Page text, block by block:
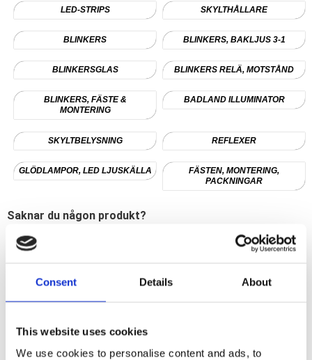
Consent Details About
This website uses cookies
We use cookies to personalise content and ads, to
LED-STRIPS SKYLTHÅLLARE
BLINKERS BLINKERS, BAKLJUS 3-1
BLINKERSGLAS BLINKERS RELÄ, MOTSTÅND
BLINKERS, FÄSTE &
MONTERING
BADLAND ILLUMINATOR
SKYLTBELYSNING REFLEXER
GLÖDLAMPOR, LED LJUSKÄLLA
FÄSTEN, MONTERING,
PACKNINGAR
Saknar du någon produkt?
Skicka då in ett tips till oss. Du kan få en rabattkod på 10%
till ditt nästa köp.